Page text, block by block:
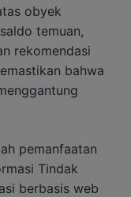
obyek
temuan,
rekomendasi
bahwa
pemanfaatan
Tindak
berbasis web